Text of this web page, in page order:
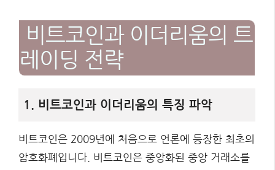
비트코인과 이더리움의 트
레이딩 전략
1. 비트코인과 이더리움의 특징 파악
비트코인은 2009년에 처음으로 언론에 등장한 최초의
암호화폐입니다. 비트코인은 중앙화된 중앙 거래소를